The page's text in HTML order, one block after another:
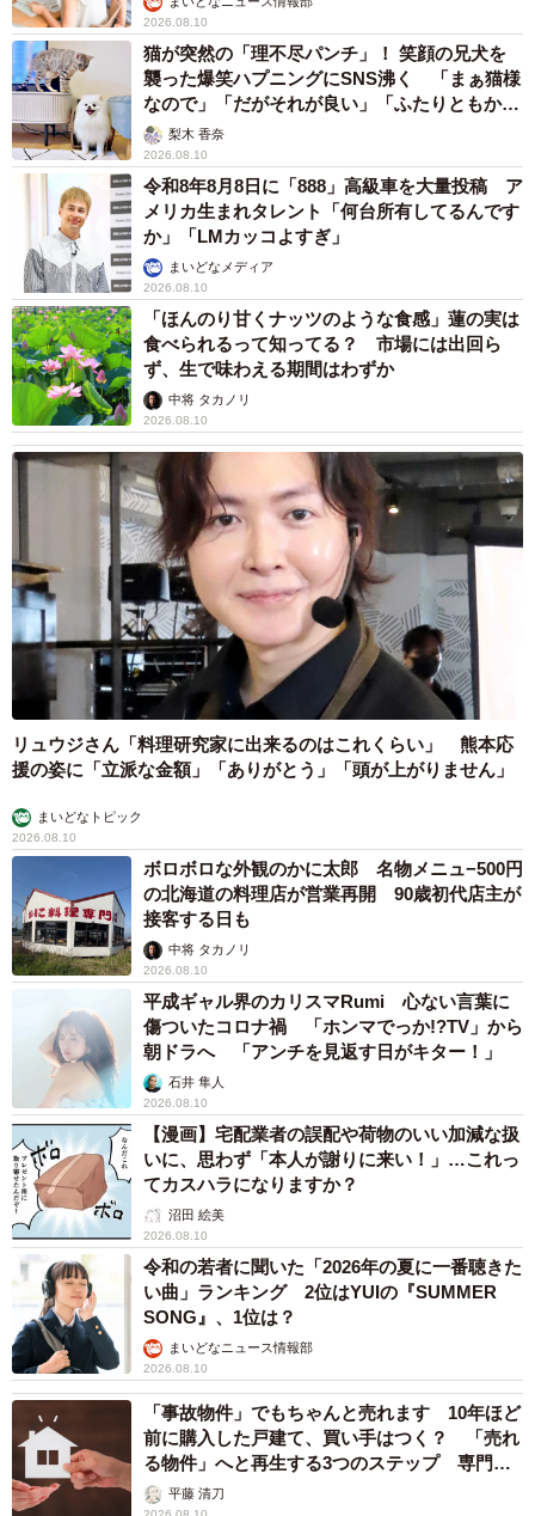
2026.08.10
猫が突然の「理不尽パンチ」！ 笑顔の兄犬を
襲った爆笑ハプニングにSNS沸く 「まぁ猫様
なので」「だがそれが良い」「ふたりともかわ
いいね」
梨木 香奈
2026.08.10
令和8年8月8日に「888」高級車を大量投稿 ア
メリカ生まれタレント「何台所有してるんです
か」「LMカッコよすぎ」
まいどなメディア
2026.08.10
「ほんのり甘くナッツのような食感」蓮の実は
食べられるって知ってる？ 市場には出回ら
ず、生で味わえる期間はわずか
中将 タカノリ
2026.08.10
リュウジさん「料理研究家に出来るのはこれくらい」 熊本応
援の姿に「立派な金額」「ありがとう」「頭が上がりません」
まいどなトピック
2026.08.10
ボロボロな外観のかに太郎 名物メニュ−500円
の北海道の料理店が営業再開 90歳初代店主が
接客する日も
中将 タカノリ
2026.08.10
平成ギャル界のカリスマRumi 心ない言葉に
傷ついたコロナ禍 「ホンマでっか!?TV」から
朝ドラへ 「アンチを見返す日がキター！」
石井 隼人
2026.08.10
【漫画】宅配業者の誤配や荷物のいい加減な扱
いに、思わず「本人が謝りに来い！」…これっ
てカスハラになりますか？
沼田 絵美
2026.08.10
令和の若者に聞いた「2026年の夏に一番聴きた
い曲」ランキング 2位はYUIの『SUMMER
SONG』、1位は？
まいどなニュース情報部
2026.08.10
「事故物件」でもちゃんと売れます 10年ほど
前に購入した戸建て、買い手はつく？ 「売れ
る物件」へと再生する3つのステップ 専門家
が解説平藤 清刀